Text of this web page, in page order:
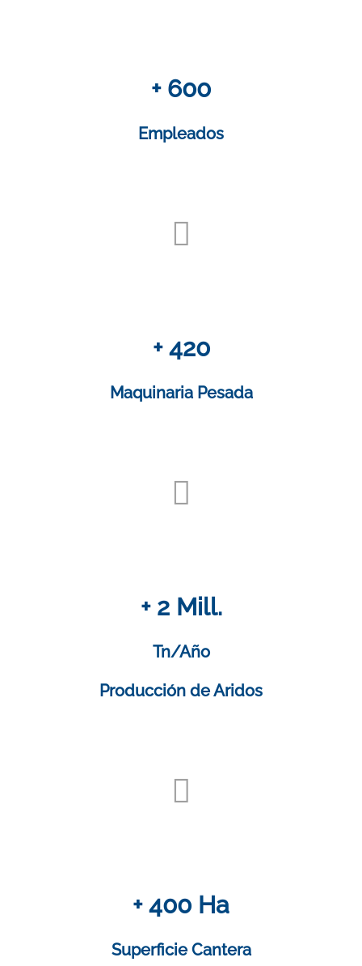
+ 600
Empleados
+ 420
Maquinaria Pesada
+ 2 Mill.
Tn/Año
Producción de Aridos
+ 400 Ha
Superficie Cantera